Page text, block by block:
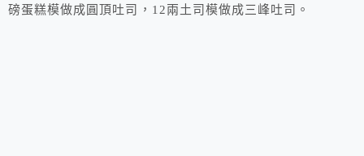
磅蛋糕模做成圓頂吐司，12兩土司模做成三峰吐司。